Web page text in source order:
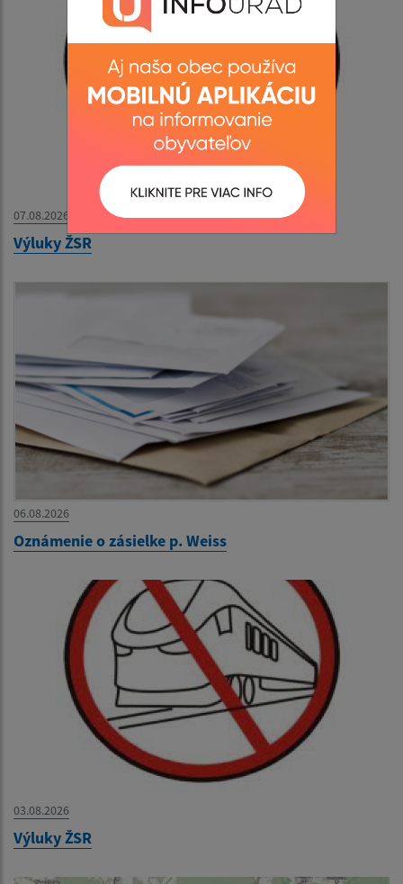
07.08.2026
Výluky ŽSR
06.08.2026
Oznámenie o zásielke p. Weiss
03.08.2026
Výluky ŽSR